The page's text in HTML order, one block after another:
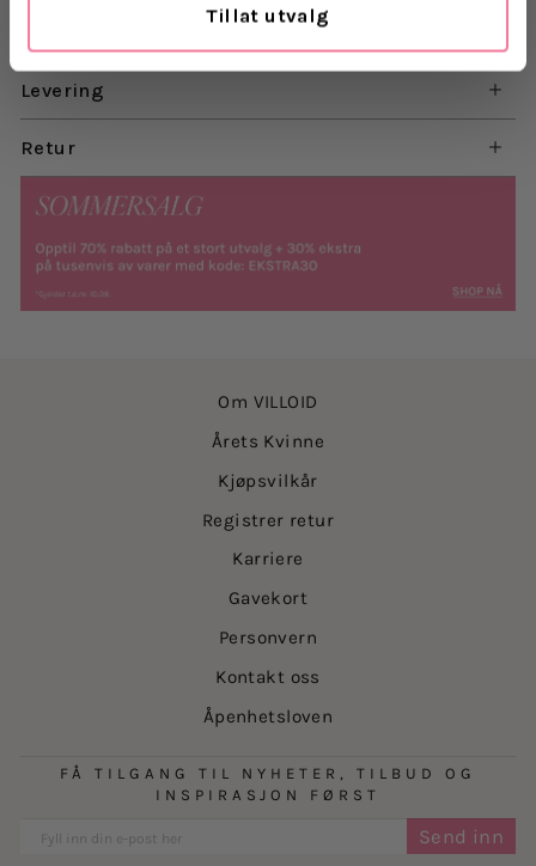
Tillat utvalg
resirkulert polyester, 45 % polyester
Levering
Retur
Om VILLOID
Årets Kvinne
Kjøpsvilkår
Registrer retur
Karriere
Gavekort
Personvern
Kontakt oss
Åpenhetsloven
FÅ TILGANG TIL NYHETER, TILBUD OG
INSPIRASJON FØRST
Send inn